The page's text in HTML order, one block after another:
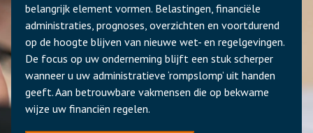
belangrijk element vormen. Belastingen, financiële
administraties, prognoses, overzichten en voortdurend
op de hoogte blijven van nieuwe wet- en regelgevingen.
De focus op uw onderneming blijft een stuk scherper
wanneer u uw administratieve ‘rompslomp’ uit handen
geeft. Aan betrouwbare vakmensen die op bekwame
wijze uw financiën regelen.